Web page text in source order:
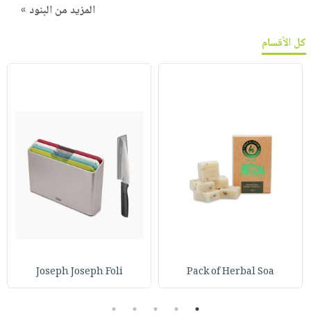
المزيد من البنود »
كل الأقسام
Pack of Herbal Soa
Joseph Joseph Foli
1
2
3
4
5